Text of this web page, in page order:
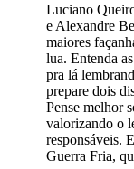
Luciano
e Alexandre
maiores
lua. Entenda
pra lá
prepare dois
Pense melhor
valorizando o
responsáveis.
Guerra Fria,